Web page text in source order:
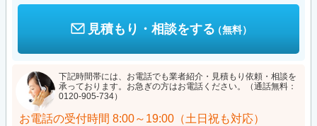
見積もり・相談をする（無料）
下記時間帯には、お電話でも業者紹介・見積もり依頼・相談を
承っております。お急ぎの方はお電話ください。（通話無料：
0120-905-734）
お電話の受付時間 8:00～19:00（土日祝も対応）